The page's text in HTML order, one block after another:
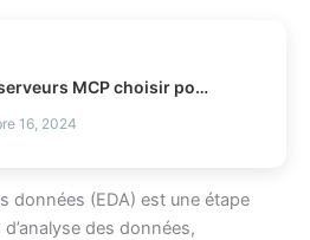
Quels serveurs MCP choisir pour vos agents IA ?
16, 2024
données (EDA) est une étape
des données,